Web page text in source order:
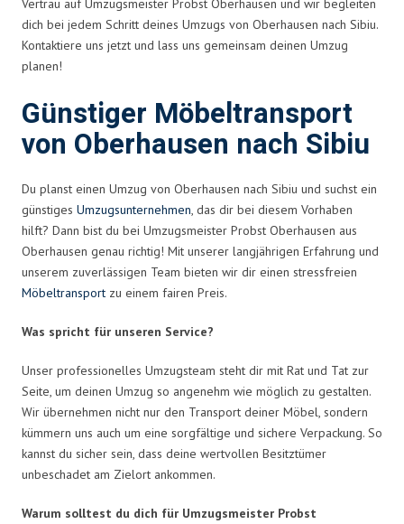
Vertrau auf Umzugsmeister Probst Oberhausen und wir begleiten
dich bei jedem Schritt deines Umzugs von Oberhausen nach Sibiu.
Kontaktiere uns jetzt und lass uns gemeinsam deinen Umzug
planen!
Günstiger Möbeltransport
von Oberhausen nach Sibiu
Du planst einen Umzug von Oberhausen nach Sibiu und suchst ein
günstiges Umzugsunternehmen, das dir bei diesem Vorhaben
hilft? Dann bist du bei Umzugsmeister Probst Oberhausen aus
Oberhausen genau richtig! Mit unserer langjährigen Erfahrung und
unserem zuverlässigen Team bieten wir dir einen stressfreien
Möbeltransport zu einem fairen Preis.
Was spricht für unseren Service?
Unser professionelles Umzugsteam steht dir mit Rat und Tat zur
Seite, um deinen Umzug so angenehm wie möglich zu gestalten.
Wir übernehmen nicht nur den Transport deiner Möbel, sondern
kümmern uns auch um eine sorgfältige und sichere Verpackung. So
kannst du sicher sein, dass deine wertvollen Besitztümer
unbeschadet am Zielort ankommen.
Warum solltest du dich für Umzugsmeister Probst